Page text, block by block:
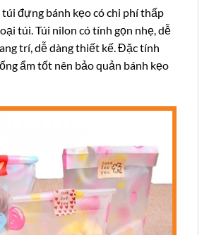
đựng bánh kẹo có chi phí thấp
túi. Túi nilon có tính gọn nhẹ, dễ
trí, dễ dàng thiết kế. Đặc tính
ẩm tốt nên bảo quản bánh kẹo